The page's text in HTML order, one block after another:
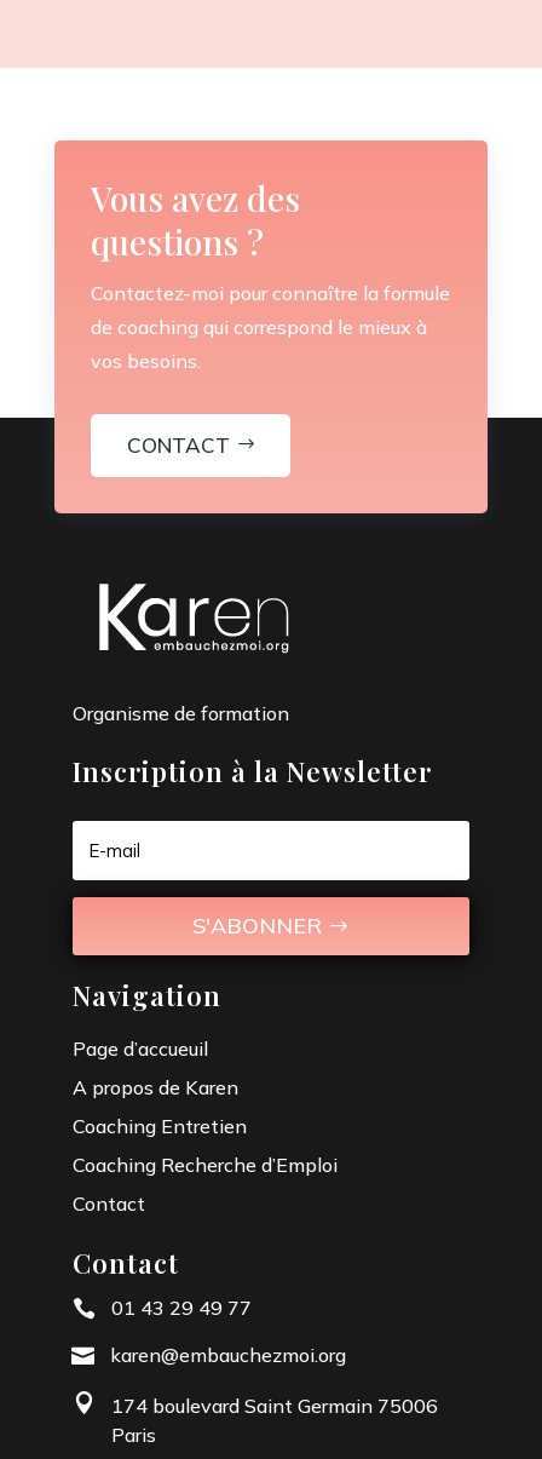
Vous avez des
questions ?
Contactez-moi pour connaître la formule
de coaching qui correspond le mieux à
vos besoins.
CONTACT
Organisme de formation
Inscription à la Newsletter
S'ABONNER
Navigation
Page d’accueuil
A propos de Karen
Coaching Entretien
Coaching Recherche d’Emploi
Contact
Contact
 01 43 29 49 77
 karen@embauchezmoi.org

174 boulevard Saint Germain 75006
Paris